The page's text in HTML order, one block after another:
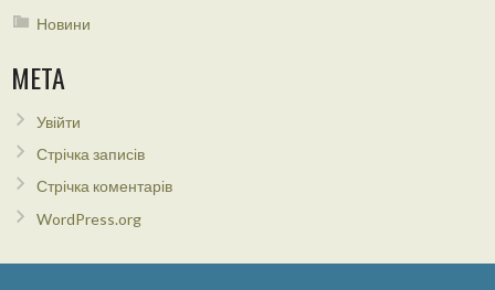
Новини
МЕТА
Увійти
Стрічка записів
Стрічка коментарів
WordPress.org